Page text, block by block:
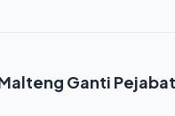
Ganti Pejabat